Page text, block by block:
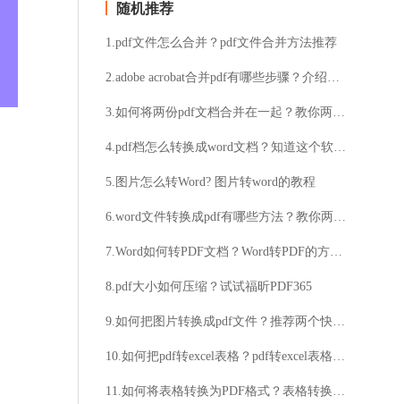
随机推荐
1.pdf文件怎么合并？pdf文件合并方法推荐
2.adobe acrobat合并pdf有哪些步骤？介绍两种好用合并的方法
3.如何将两份pdf文档合并在一起？教你两种简单解决方法
4.pdf档怎么转换成word文档？知道这个软件就可以
5.图片怎么转Word? 图片转word的教程
6.word文件转换成pdf有哪些方法？教你两个小技巧
7.Word如何转PDF文档？Word转PDF的方法教程
8.pdf大小如何压缩？试试福昕PDF365
9.如何把图片转换成pdf文件？推荐两个快速转换的方法
10.如何把pdf转excel表格？pdf转excel表格软件安装步骤详解
11.如何将表格转换为PDF格式？表格转换成PDF的方法有哪些？